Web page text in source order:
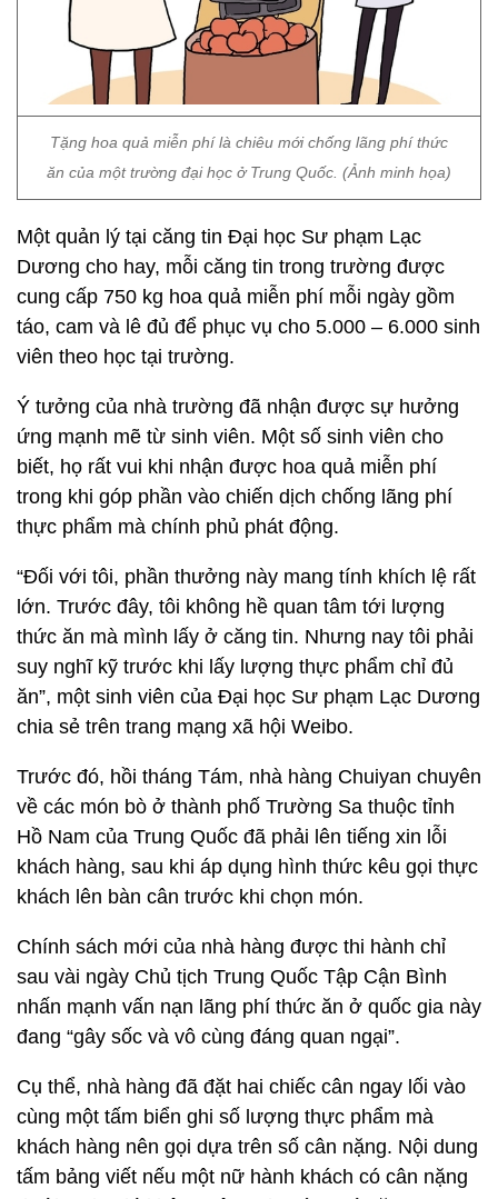
Tặng hoa quả miễn phí là chiêu mới chống lãng phí thức
ăn của một trường đại học ở Trung Quốc. (Ảnh minh họa)
Một quản lý tại căng tin Đại học Sư phạm Lạc
Dương cho hay, mỗi căng tin trong trường được
cung cấp 750 kg hoa quả miễn phí mỗi ngày gồm
táo, cam và lê đủ để phục vụ cho 5.000 – 6.000 sinh
viên theo học tại trường.
Ý tưởng của nhà trường đã nhận được sự hưởng
ứng mạnh mẽ từ sinh viên. Một số sinh viên cho
biết, họ rất vui khi nhận được hoa quả miễn phí
trong khi góp phần vào chiến dịch chống lãng phí
thực phẩm mà chính phủ phát động.
“Đối với tôi, phần thưởng này mang tính khích lệ rất
lớn. Trước đây, tôi không hề quan tâm tới lượng
thức ăn mà mình lấy ở căng tin. Nhưng nay tôi phải
suy nghĩ kỹ trước khi lấy lượng thực phẩm chỉ đủ
ăn”, một sinh viên của Đại học Sư phạm Lạc Dương
chia sẻ trên trang mạng xã hội Weibo.
Trước đó, hồi tháng Tám, nhà hàng Chuiyan chuyên
về các món bò ở thành phố Trường Sa thuộc tỉnh
Hồ Nam của Trung Quốc đã phải lên tiếng xin lỗi
khách hàng, sau khi áp dụng hình thức kêu gọi thực
khách lên bàn cân trước khi chọn món.
Chính sách mới của nhà hàng được thi hành chỉ
sau vài ngày Chủ tịch Trung Quốc Tập Cận Bình
nhấn mạnh vấn nạn lãng phí thức ăn ở quốc gia này
đang “gây sốc và vô cùng đáng quan ngại”.
Cụ thể, nhà hàng đã đặt hai chiếc cân ngay lối vào
cùng một tấm biển ghi số lượng thực phẩm mà
khách hàng nên gọi dựa trên số cân nặng. Nội dung
tấm bảng viết nếu một nữ hành khách có cân nặng